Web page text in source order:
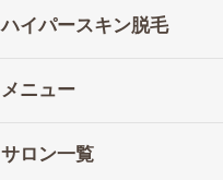
ハイパースキン脱毛
メニュー
サロン一覧